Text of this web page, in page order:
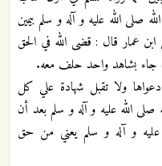
الله عليه و آله و سلم بيمين
عمار قال : قضى الله في الحق
جاء بشاهد واحد حلف معه.
ولا تقبل شهادة علي كل
الله عليه و آله و سلم بعد أن
و آله و سلم يعني من حق